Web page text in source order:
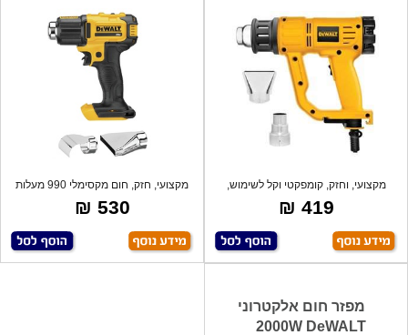
מקצועי, וחזק, קומפקטי וקל לשימוש,
מתאים
419 ₪
מקצועי, חזק, חום מקסימלי 990 מעלות
פרנהי
530 ₪
מפזר חום אלקטרוני
2000W DeWALT